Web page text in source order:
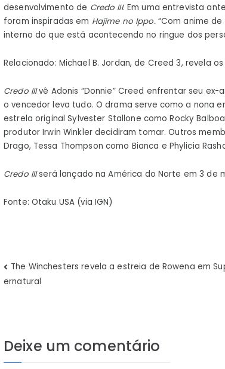
desenvolvimento de Credo III. Em uma entrevista
foram inspiradas em Hajime no Ippo.“Com anime de
interno do que está acontecendo no ringue dos
Relacionado: Michael B. Jordan, de Creed 3, revela
Credo IIIvê Adonis “Donnie” Creed enfrentar seu ex-
o vencedor leva tudo. O drama serve como a nona
estrela original Sylvester Stallone como Rocky
produtor Irwin Winkler decidiram tomar. Outros
Drago, Tessa Thompson como Bianca e Phylicia
Credo IIIserá lançado na América do Norte em 3 de
Fonte: Otaku USA (via IGN)
Navegação
The Winchesters revela a estreia de Rowena em
ernatural
Deixe um comentário